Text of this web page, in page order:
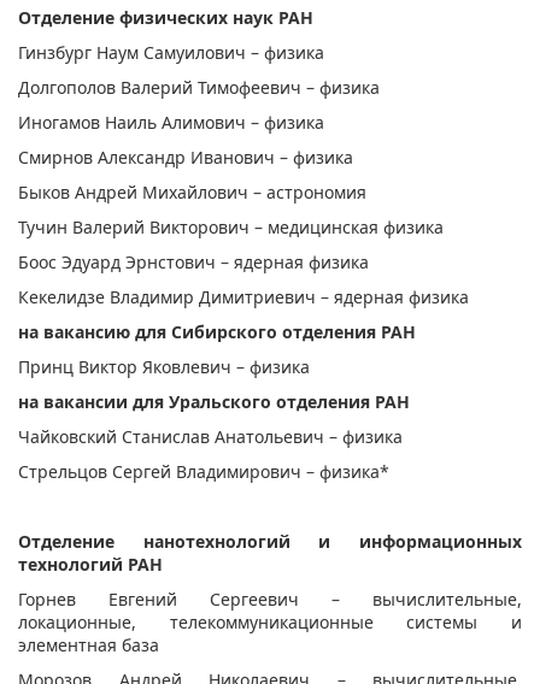
Отделение физических наук РАН
Гинзбург Наум Самуилович – физика
Долгополов Валерий Тимофеевич – физика
Иногамов Наиль Алимович – физика
Смирнов Александр Иванович – физика
Быков Андрей Михайлович – астрономия
Тучин Валерий Викторович – медицинская физика
Боос Эдуард Эрнстович – ядерная физика
Кекелидзе Владимир Димитриевич – ядерная физика
на вакансию для Сибирского отделения РАН
Принц Виктор Яковлевич – физика
на вакансии для Уральского отделения РАН
Чайковский Станислав Анатольевич – физика
Стрельцов Сергей Владимирович – физика*
Отделение нанотехнологий и информационных
технологий РАН
Горнев Евгений Сергеевич – вычислительные,
локационные, телекоммуникационные системы и
элементная база